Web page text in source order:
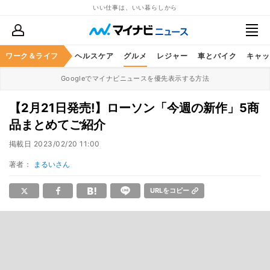
いい仕事は、いい暮らしから
ワーク＆ライフ
マネー 暮らし ヘルスケア グルメ レジャー 車とバイク キャ
Googleでマイナビニュースを優先表示する方法
【2月21日発売!】ローソン「今週の新作」5商
品まとめてご紹介
掲載日 2023/02/20 11:00
著者： まるいさん
URLをコピー